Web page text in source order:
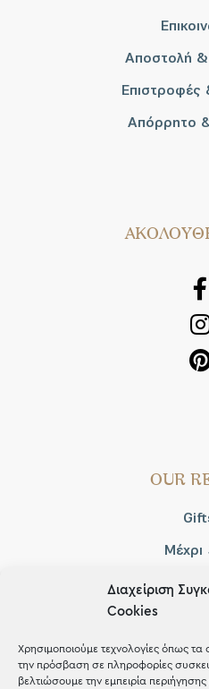
Διαχείριση
Cookies
Χρησιμοποιούμε τεχνολογίες όπως
την πρόσβαση σε πληροφορίες
βελτιώσουμε την εμπειρία
Αποστολή
Επιστροφές
Απόρρητο
OUR
Shop